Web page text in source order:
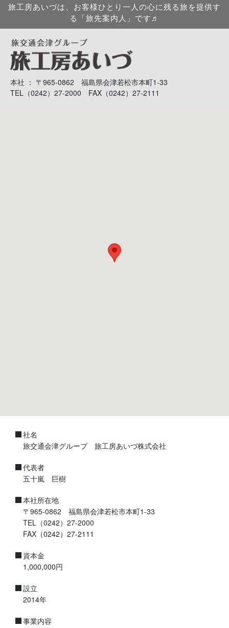
旅工房あいづは、お客様ひとり一人の心に残る旅を提供す
る「旅先案内人」です♬
本社 ： 〒965-0862 福島県会津若松市本町1-33
TEL（0242）27-2000 FAX（0242）27-2111
社名
旅交通会津グループ 旅工房あいづ株式会社
代表者
五十嵐 巨樹
本社所在地
〒965-0862 福島県会津若松市本町1-33
TEL（0242）27-2000
FAX（0242）27-2111
資本金
1,000,000円
設立
2014年
事業内容